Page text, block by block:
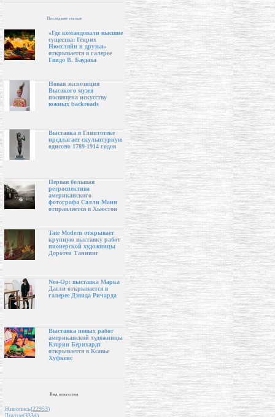
Последние статьи
«Где командовали высшие
существа: Генрих
Нюссляйн и друзья»
открывается в галерее
Гвидо В. Баудаха
Новая экспозиция
Высокого музея
посвящена искусству
южных backroads
Выставка в Глиптотеке
предлагает скульптурную
одиссею 1789-1914 годов
Первая большая
ретроспектива
американского
фотографа Салли Манн
отправляется в Хьюстон
Tate Modern открывает
крупную выставку работ
пионерской художницы
Доротеи Таннинг
Neo-Op: выставка Марка
Дагли открывается в
галерее Дэвида Ричарда
Выставка новых работ
американской художницы
Кэтрин Бернхардт
открывается в Ксавье
Хуфкенс
Вид искусства
Живопись(22953)